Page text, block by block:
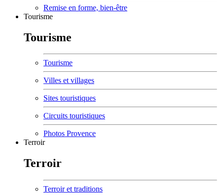
Remise en forme, bien-être
Tourisme
Tourisme
Tourisme
Villes et villages
Sites touristiques
Circuits touristiques
Photos Provence
Terroir
Terroir
Terroir et traditions